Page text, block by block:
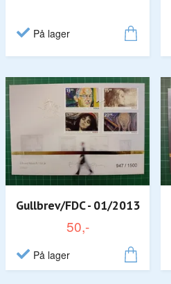
På lager
Gullbrev/FDC - 01/2013
50,-
På lager